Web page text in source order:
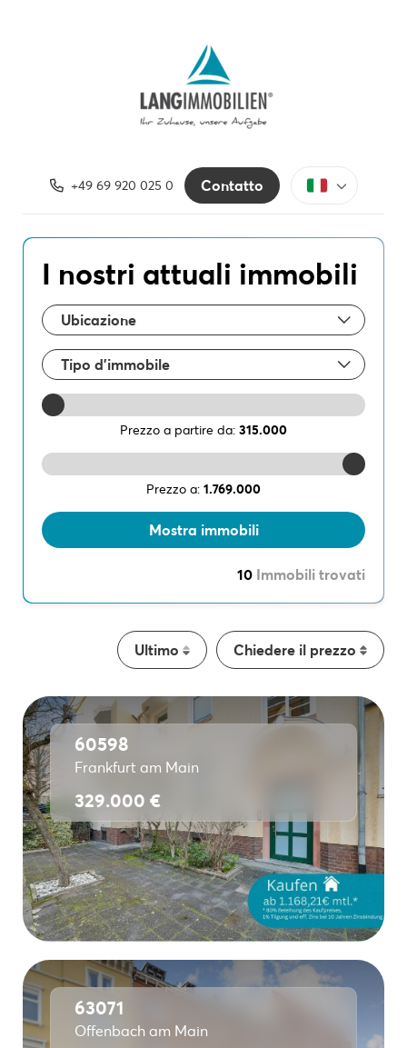
+49 69 920 025 0 Contatto
I nostri attuali immobili
Prezzo a partire da: 315.000
Prezzo a: 1.769.000
10 Immobili trovati
Ultimo Chiedere il prezzo
60598
Frankfurt am Main
329.000 €
63071
Offenbach am Main